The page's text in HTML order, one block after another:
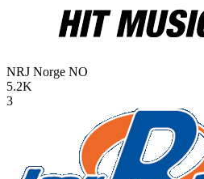
NRJ Norge NO
5.2K
3